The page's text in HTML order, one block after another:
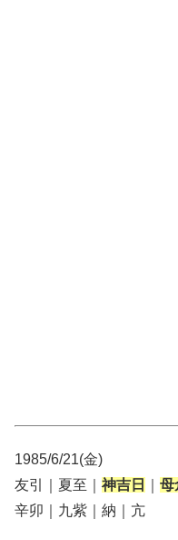
1985/6/21(金)
友引｜夏至｜ 神吉日 母
辛卯｜九紫｜納｜亢